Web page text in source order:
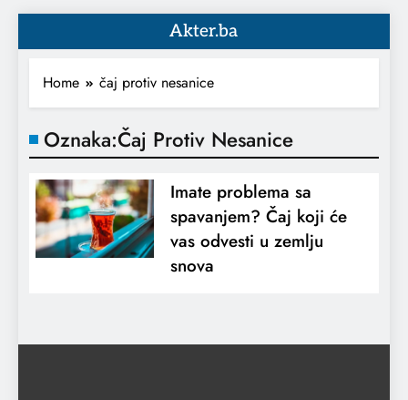
Akter.ba
Home čaj protiv nesanice
Oznaka:Čaj Protiv Nesanice
Imate problema sa
spavanjem? Čaj koji će
vas odvesti u zemlju
snova